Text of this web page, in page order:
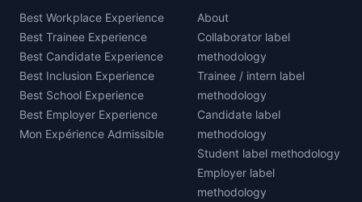
Best Workplace Experience
Best Trainee Experience
Best Candidate Experience
Best Inclusion Experience
Best School Experience
Best Employer Experience
Mon Expérience Admissible
About
Collaborator label
methodology
Trainee / intern label
methodology
Candidate label
methodology
Student label methodology
Employer label
methodology